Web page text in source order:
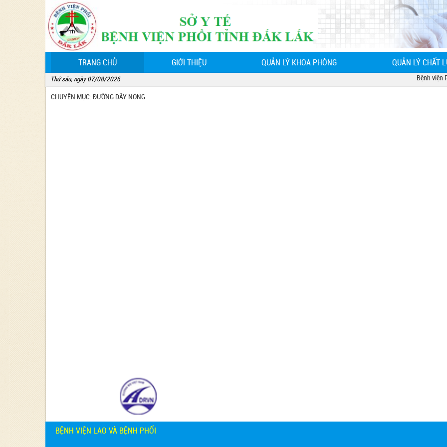
TRANG CHỦ(CURRENT) GIỚI THIỆU QUẢN LÝ KHOA PHÒNG QUẢN LÝ CHẤT
Thứ sáu, ngày 07/08/2026
Bệnh viện
CHUYÊN MỤC: ĐƯỜNG DÂY NÓNG
BỆNH VIỆN LAO VÀ BỆNH PHỔI